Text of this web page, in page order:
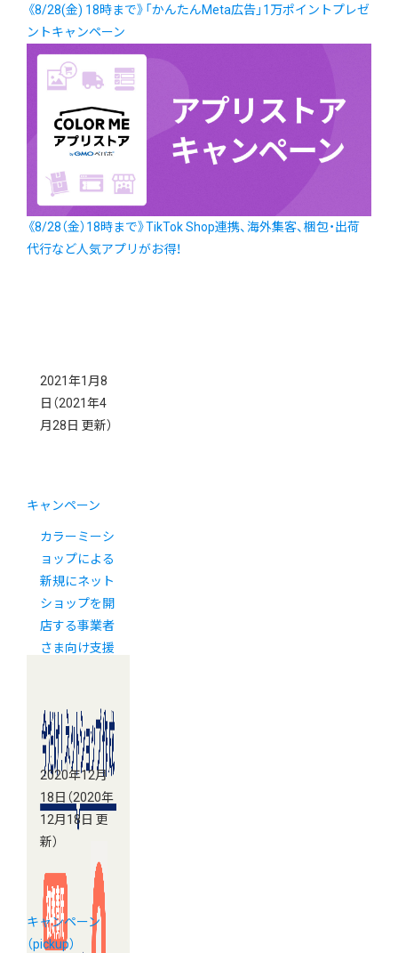
《8/28(金) 18時まで》「かんたんMeta広告」1万ポイントプレゼ
ントキャンペーン
《8/28（金）18時まで》TikTok Shop連携、海外集客、梱包・出荷
代行など人気アプリがお得！
2021年1月8
日 （2021年4
月28日 更新）
キャンペーン
カラーミーシ
ョップによる
新規にネット
ショップを開
店する事業者
さま向け支援
2020年12月
18日 （2020年
12月18日 更
新）
キャンペーン
（pickup）